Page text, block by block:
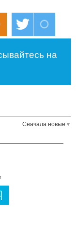
на
Сначала новые